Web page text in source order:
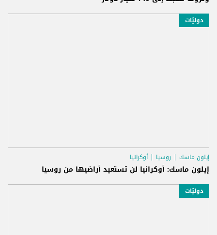
دوليّات
إيلون ماسك روسيا أوكرانيا
إيلون ماسك: أوكرانيا لن تستعيد أراضيها من روسيا
دوليّات